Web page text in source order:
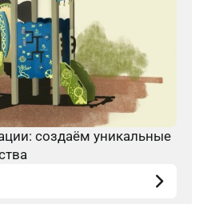
создаём уникальные